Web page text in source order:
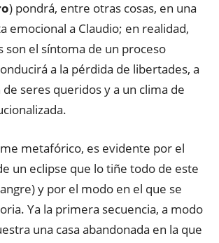
) pondrá, entre otras cosas, en una
emocional a Claudio; en realidad,
son el síntoma de un proceso
a la pérdida de libertades, a
seres queridos y a un clima de
metafórico, es evidente por el
un eclipse que lo tiñe todo de este
y por el modo en el que se
Ya la primera secuencia, a modo
una casa abandonada en la que